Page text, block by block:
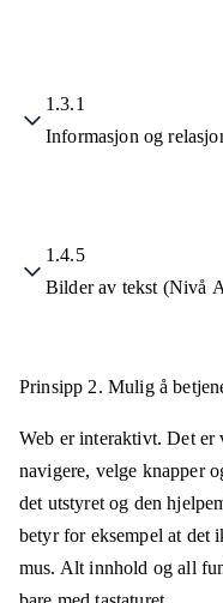
1.3.1
Informasjon og
1.4.5
Bilder av tekst (Nivå
Prinsipp 2. Mulig å
Web er interaktivt. Det er
navigere, velge knapper
det utstyret og den
betyr for eksempel at det
mus. Alt innhold og all